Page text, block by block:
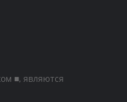
■, являются